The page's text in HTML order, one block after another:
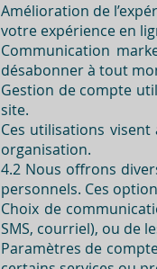
Amélioration de
votre expérience en
Communication
désabonner à tout
Gestion de compte
site.
Ces utilisations
organisation.
4.2 Nous offrons
personnels. Ces
Choix de
SMS, courriel), ou de
Paramètres de